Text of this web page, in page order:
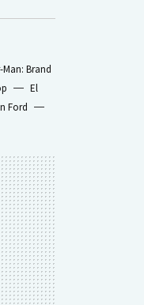
Man: Brand
El
Ford